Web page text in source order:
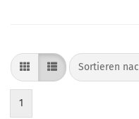
Sortieren
Sortieren
1